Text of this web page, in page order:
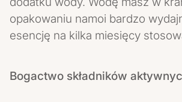
opakowaniu namoi bardzo
esencję na kilka miesięcy
Bogactwo składników